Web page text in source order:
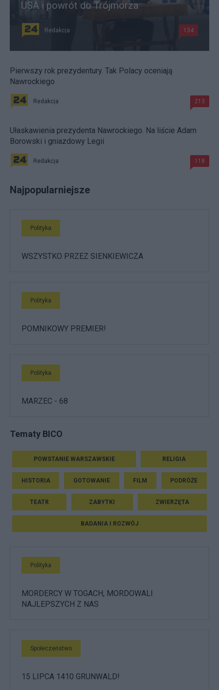
USA i powrót do Trójmorza
Redakcja 134
Pierwszy rok prezydentury. Tak Polacy oceniają
Nawrockiego
Redakcja 213
Ułaskawienia prezydenta Nawrockiego. Na liście Adam
Borowski i gniazdowy Legii
Redakcja 118
Najpopularniejsze
Polityka
WSZYSTKO PRZEZ SIENKIEWICZA
Polityka
POMNIKOWY PREMIER!
Polityka
MARZEC - 68
Tematy BICO
POWSTANIE WARSZAWSKIE RELIGIA
HISTORIA GOTOWANIE FILM PODRÓŻE
TEATR ZABYTKI ZWIERZĘTA
BADANIA I ROZWÓJ
Polityka
MORDERCY W TOGACH, MORDOWALI
NAJLEPSZYCH Z NAS
Społeczeństwo
15 LIPCA 1410 GRUNWALD!